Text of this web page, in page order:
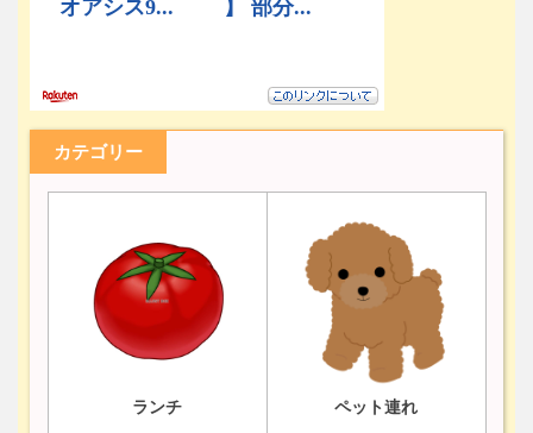
カテゴリー
ランチ ペット連れ